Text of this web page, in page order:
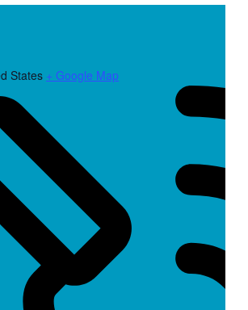
States + Google Map